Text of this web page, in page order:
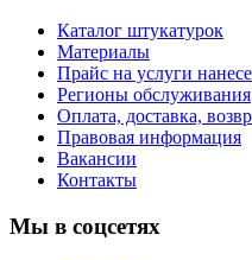
Каталог штукатурок
Материалы
Прайс на услуги
Регионы обслуживания
Оплата, доставка,
Правовая информация
Вакансии
Контакты
Мы в соцсетях